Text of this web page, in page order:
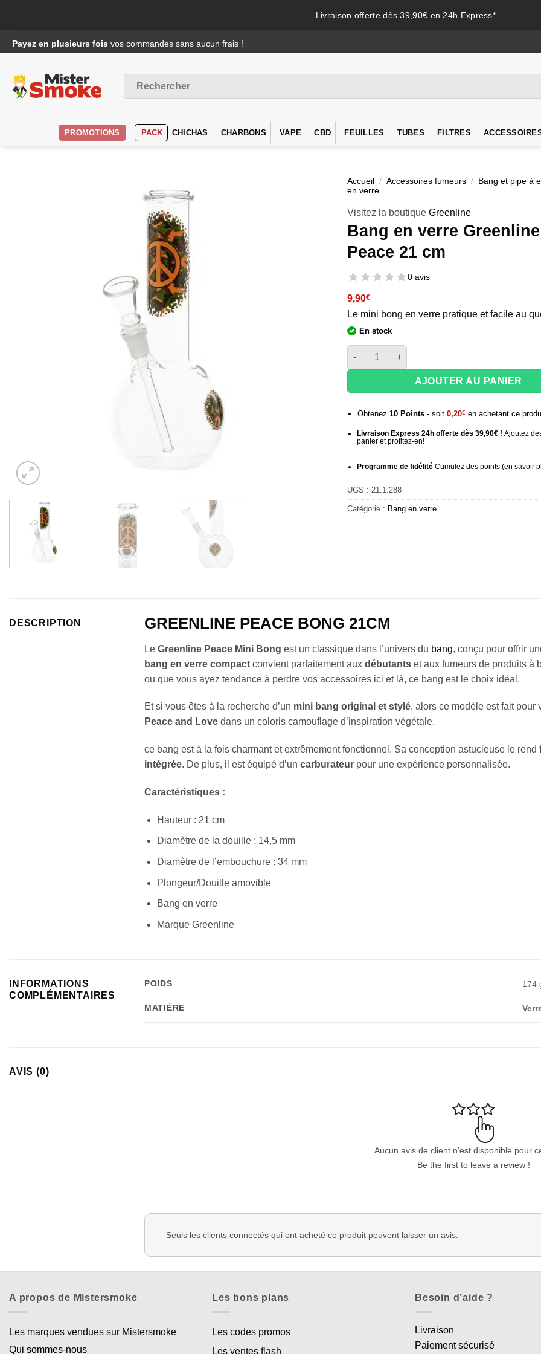
Livraison offerte dès 39,90€ en 24h Express*
au
Payez en plusieurs fois vos commandes sans aucun frais !
pour :
PROMOTIONS PACK CHICHAS CHARBONS VAPE CBD FEUILLES TUBES FILTRES
Accueil / Accessoires fumeurs /
Bang et pipe à
en verre
Visitez la boutique Greenline
Bang en verre Greenline
Peace 21 cm
0 avis
9,90€
Le mini bong en verre pratique et facile au
En stock
quantité de Bang en verre Greenline Peace 21
AJOUTER AU PANIER
Obtenez 10Points- soit 0,20€ en achetant ce
Livraison Express 24h offerte dès 39,90€ ! Ajoutez
panier et profitez-en!
Programme de fidélitéCumulez des points (en savoir
UGS : 21.1.288
Catégorie : Bang en verre
DESCRIPTION GREENLINE PEACE BONG 21CM
Le Greenline Peace Mini Bong est un classique dans l’univers du bang, conçu pour offrir
bang en verre compact convient parfaitement aux débutants et aux fumeurs de produits à
ou que vous ayez tendance à perdre vos accessoires ici et là, ce bang est le choix idéal.
Et si vous êtes à la recherche d’un mini bang original et stylé, alors ce modèle est fait
Peace and Love dans un coloris camouflage d’inspiration végétale.
ce bang est à la fois charmant et extrêmement fonctionnel. Sa conception astucieuse le rend
intégrée. De plus, il est équipé d’un carburateur pour une expérience personnalisée.
Caractéristiques :
Hauteur : 21 cm
Diamètre de la douille : 14,5 mm
Diamètre de l’embouchure : 34 mm
Plongeur/Douille amovible
Bang en verre
Marque Greenline
INFORMATIONS
COMPLÉMENTAIRES
POIDS 174
MATIÈRE
AVIS (0)
Aucun avis de client n'est disponible pour
Be the first to leave a review !
Seuls les clients connectés qui ont acheté ce produit peuvent laisser un avis.
A propos de Mistersmoke
Les marques vendues sur Mistersmoke
Qui sommes-nous
Les bons plans
Les codes promos
Les ventes flash
Besoin d’aide ?
Livraison
Paiement sécurisé